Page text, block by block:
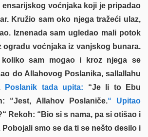
voćnjaka koji je pripadao
Kružio sam oko njega tražeći ulaz,
Iznenada sam ugledao mali potok
ogradu voćnjaka iz vanjskog bunara.
sam mogao i kroz njega se
do Allahovog Poslanika, sallallahu
Poslanik tada upita: “Je li to Ebu
“Jest, Allahov Poslaniče.“ Upitao
Rekoh: “Bio si s nama, pa si otišao i
Pobojali smo se da ti se nešto desilo i